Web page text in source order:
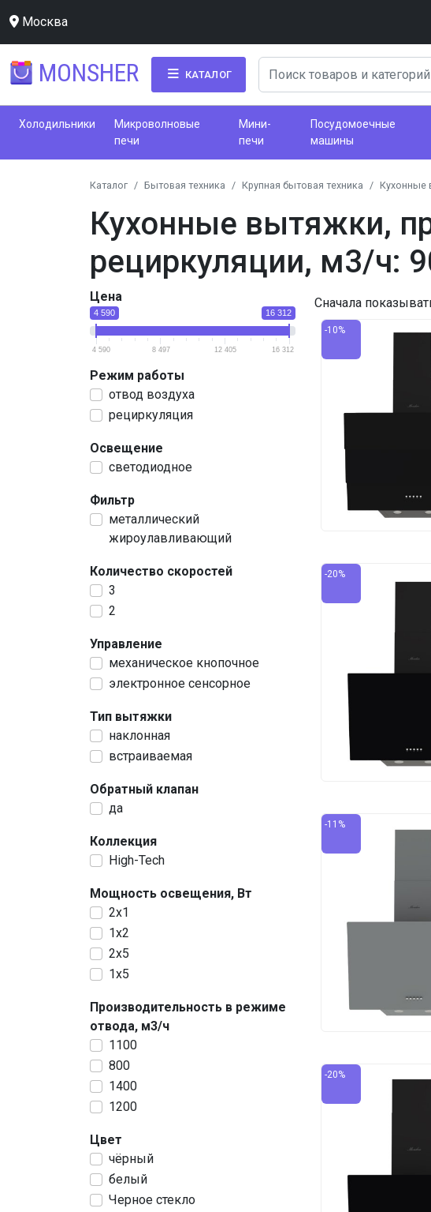
Москва
MONSHER КАТАЛОГ
Холодильники
Микроволновые
печи
Мини-
печи
Посудомоечные
машины
Каталог Бытовая техника Крупная бытовая техника Кухонные
Кухонные вытяжки,
рециркуляции, м3/ч:
Цена
4 590 16 312
4 590 8 497 12 405 16 312
Режим работы
отвод воздуха
рециркуляция
Освещение
светодиодное
Фильтр
металлический
жироулавливающий
Количество скоростей
3
2
Управление
механическое кнопочное
электронное сенсорное
Тип вытяжки
наклонная
встраиваемая
Обратный клапан
да
Коллекция
High-Tech
Мощность освещения, Вт
2х1
1x2
2x5
1x5
Производительность в режиме
отвода, м3/ч
1100
800
1400
1200
Цвет
чёрный
белый
Черное стекло
Сначала
-10%
-20%
-11%
-20%